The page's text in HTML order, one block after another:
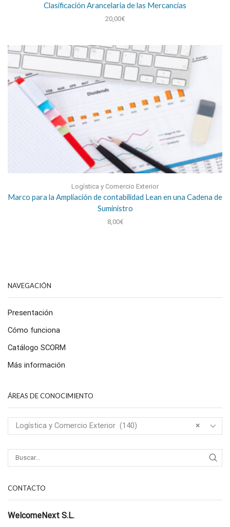
Clasificación Arancelaria de las Mercancías
20,00€
Logística y Comercio Exterior
Marco para la Ampliación de contabilidad Lean en una Cadena de
Suministro
8,00€
NAVEGACIÓN
Presentación
Cómo funciona
Catálogo SCORM
Más información
ÁREAS DE CONOCIMIENTO
×
Logística y Comercio Exterior (140)
CONTACTO
WelcomeNext S.L.